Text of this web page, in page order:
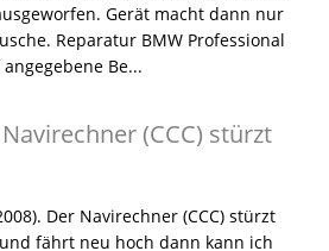
Gerät macht dann nur
Reparatur BMW Professional
Be...
(CCC) stürzt
Der Navirechner (CCC) stürzt
fährt neu hoch dann kann ich